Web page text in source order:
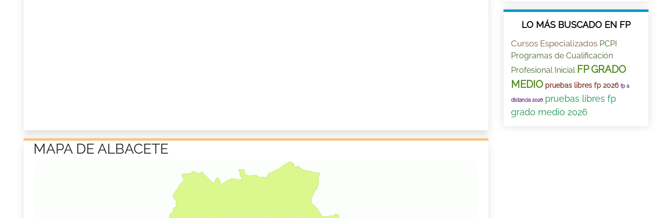
MAPA DE ALBACETE
LO MÁS BUSCADO EN FP
Cursos Especializados PCPI
Programas de Cualificación
Profesional Inicial FP GRADO
MEDIO pruebas libres fp 2026 fp a
distancia 2026 pruebas libres fp
grado medio 2026